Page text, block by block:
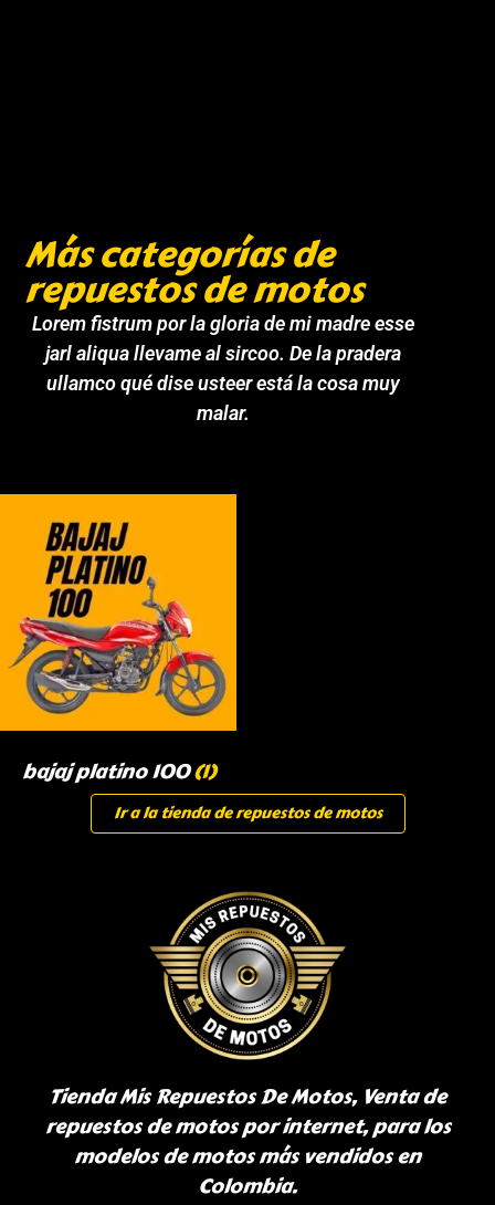
Más categorías de
repuestos de motos
Lorem fistrum por la gloria de mi madre esse
jarl aliqua llevame al sircoo. De la pradera
ullamco qué dise usteer está la cosa muy
malar.
bajaj platino 100(1)
Ir a la tienda de repuestos de motos
Tienda Mis Repuestos De Motos, Venta de
repuestos de motos por internet, para los
modelos de motos más vendidos en
Colombia.